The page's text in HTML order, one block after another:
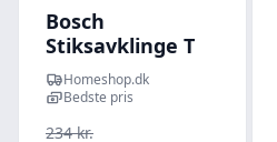
Bosch
Stiksavklinge T
344 Df Bim 5 Stk -
2608634243
Homeshop.dk
Bedste pris
234 kr.